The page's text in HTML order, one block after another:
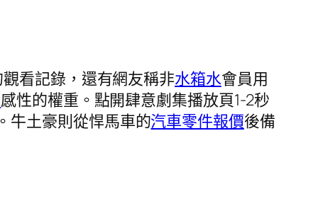
看記錄，還有網友稱非水箱水會員用
感性的權重。點開肆意劇集播放頁1-2秒
牛土豪則從悍馬車的汽車零件報價後備